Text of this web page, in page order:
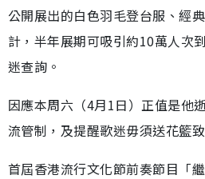
公開展出的白色羽毛登台服、經
計，半年展期可吸引約10萬人次
迷查詢。
因應本周六（4月1日）正值是他
流管制，及提醒歌迷毋須送花籃
首屆香港流行文化節前奏節目「